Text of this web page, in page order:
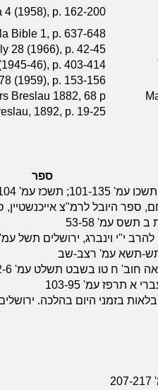
4 (1958), p. 162-200
Bible 1, p. 637-648
28 (1966), p. 42-45
46), p. 403-414
(1959), p. 153-156
Breslau 1882, 68 p.
1892, p. 19-25
ספר
תשכז עמ' 93-104
ספר היובל לרמ"צ אייכנשטיין, סט.
תשס עמ' 53-58
להרב י"י וינברג, ירושלים תשל
תש-תשא עמ' רצב-שב
חוב' ח טו בשבט תשלט עמ' 12-6
א תרפז עמ' 103-95
בזמני היום בהלכה.